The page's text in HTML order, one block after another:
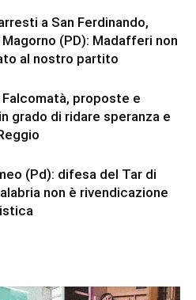
a San Ferdinando,
(PD): Madafferi non
al nostro partito
Falcomatà, proposte e
grado di ridare speranza e
(Pd): difesa del Tar di
non è rivendicazione